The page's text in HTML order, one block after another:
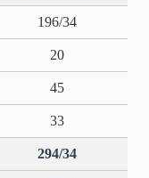
196/34
20
45
33
294/34